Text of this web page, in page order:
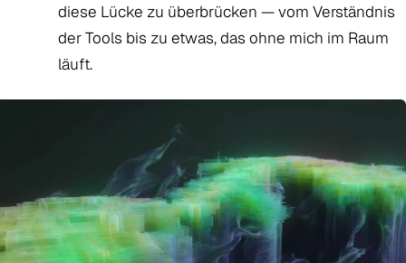
diese Lücke zu überbrücken — vom Verständnis
der Tools bis zu etwas, das ohne mich im Raum
läuft.